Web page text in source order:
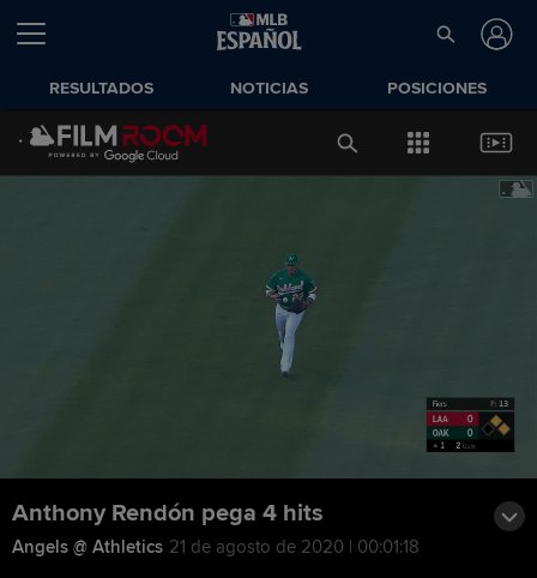
RESULTADOS NOTICIAS POSICIONES
Anthony Rendón pega 4 hits
Angels @ Athletics 21 de agosto de 2020 | 00:01:18